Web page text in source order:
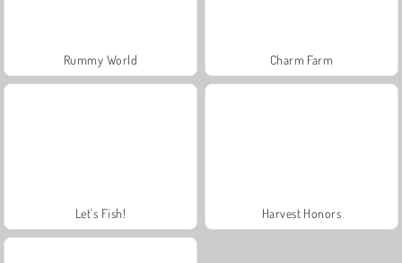
Rummy World Charm Farm
Let's Fish! Harvest Honors